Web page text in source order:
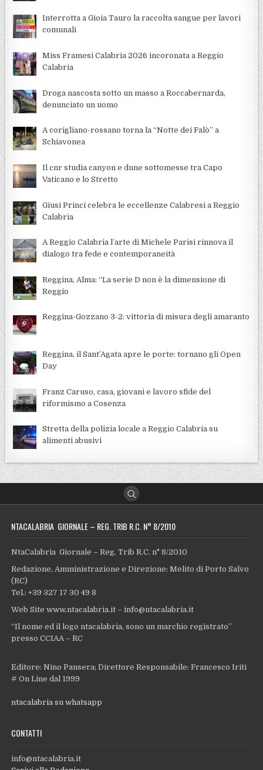
Interrotta a Gioia Tauro la raccolta sangue per lavori
comunali
Miss Framesi Calabria 2026 incoronata a Reggio
Calabria
Droga nascosta sotto un masso a Roccabernarda,
denunciato un uomo
A corigliano-rossano torna la “Notte dei Falò” a
Schiavonea
Il cnr studia canyon e dune sottomesse tra Capo
Vaticano e lo Stretto
Giusi Princi celebra le eccellenze Calabresi a Reggio
Calabria
A Reggio Calabria l’arte di Michele Parisi rinnova il
dialogo tra fede e contemporaneità
Reggina, Alma: “La serie D non è la dimensione di
Reggio
Reggina-Gozzano 3-2: vittoria di misura degli amaranto
Reggina, il Sant’Agata apre le porte: tornano gli Open
Day
Franz Caruso, casa, giovani e lavoro sfide del
riformismo a Cosenza
Stretta della polizia locale a Reggio Calabria su
alimenti abusivi
NTACALABRIA GIORNALE – REG. TRIB R.C. N° 8/2010
NtaCalabria Giornale – Reg. Trib R.C. n° 8/2010
Redazione, Amministrazione e Direzione: Melito di Porto Salvo
(RC)
Tel.: +39 327 17 30 49 8
Web Site www.ntacalabria.it – info@ntacalabria.it
“Il nome ed il logo ntacalabria, sono un marchio registrato”
presso CCIAA – RC
Editore: Nino Pansera; Direttore Responsabile: Francesco Iriti
# On Line dal 1999
ntacalabria su whatsapp
CONTATTI
info@ntacalabria.it